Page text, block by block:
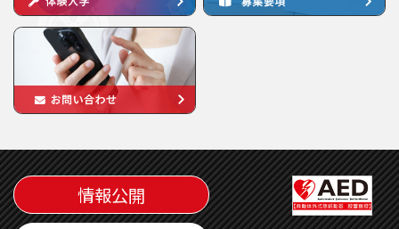
情報公開